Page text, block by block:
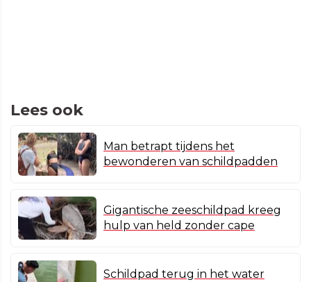
Lees ook
Man betrapt tijdens het
bewonderen van schildpadden
Gigantische zeeschildpad kreeg
hulp van held zonder cape
Schildpad terug in het water